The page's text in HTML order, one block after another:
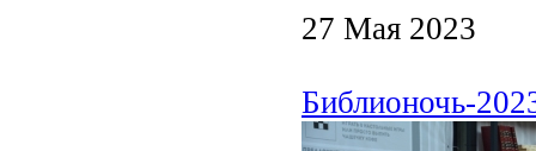
27 Мая 2023
Библионочь-